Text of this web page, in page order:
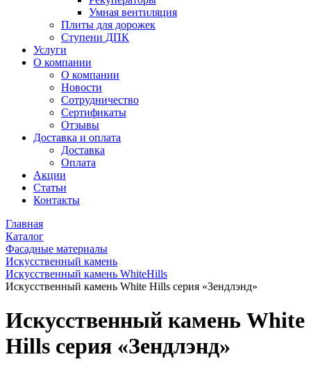
Умная вентиляция
Плиты для дорожек
Ступени ДПК
Услуги
О компании
О компании
Новости
Сотрудничество
Сертификаты
Отзывы
Доставка и оплата
Доставка
Оплата
Акции
Статьи
Контакты
Главная
Каталог
Фасадные материалы
Искусственный камень
Искусственный камень WhiteHills
Искусственный камень White Hills серия «Зендлэнд»
Искусственный камень White
Hills серия «Зендлэнд»